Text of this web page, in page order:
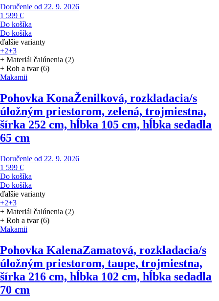
Doručenie od 22. 9. 2026
1 599 €
Do košíka
Do košíka
ďalšie varianty
+2+3
+ Materiál čalúnenia (2)
+ Roh a tvar (6)
Makamii
Pohovka KonaŽenilková, rozkladacia/s
úložným priestorom, zelená, trojmiestna,
šírka 252 cm, hĺbka 105 cm, hĺbka sedadla
65 cm
Doručenie od 22. 9. 2026
1 599 €
Do košíka
Do košíka
ďalšie varianty
+2+3
+ Materiál čalúnenia (2)
+ Roh a tvar (6)
Makamii
Pohovka KalenaZamatová, rozkladacia/s
úložným priestorom, taupe, trojmiestna,
šírka 216 cm, hĺbka 102 cm, hĺbka sedadla
70 cm